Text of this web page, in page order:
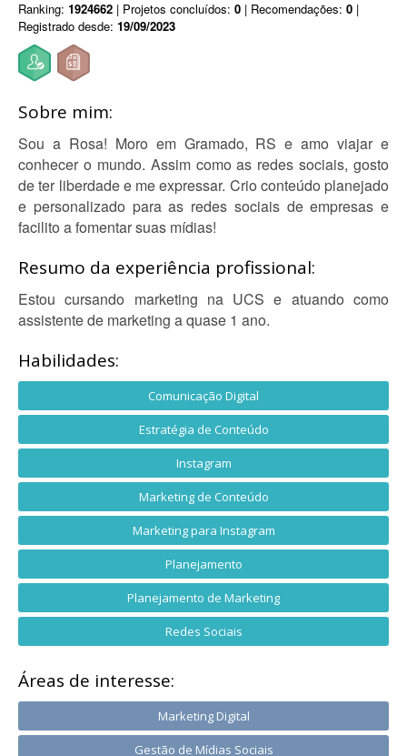
Ranking: 1924662 | Projetos concluídos: 0 | Recomendações: 0 |
Registrado desde: 19/09/2023
Sobre mim:
Sou a Rosa! Moro em Gramado, RS e amo viajar e
conhecer o mundo. Assim como as redes sociais, gosto
de ter liberdade e me expressar. Crio conteúdo planejado
e personalizado para as redes sociais de empresas e
facilito a fomentar suas mídias!
Resumo da experiência profissional:
Estou cursando marketing na UCS e atuando como
assistente de marketing a quase 1 ano.
Habilidades:
Comunicação Digital
Estratégia de Conteúdo
Instagram
Marketing de Conteúdo
Marketing para Instagram
Planejamento
Planejamento de Marketing
Redes Sociais
Áreas de interesse:
Marketing Digital
Gestão de Mídias Sociais